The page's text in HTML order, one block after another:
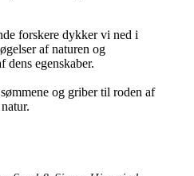
forskere dykker vi ned i
af naturen og
dens egenskaber.
og griber til roden af